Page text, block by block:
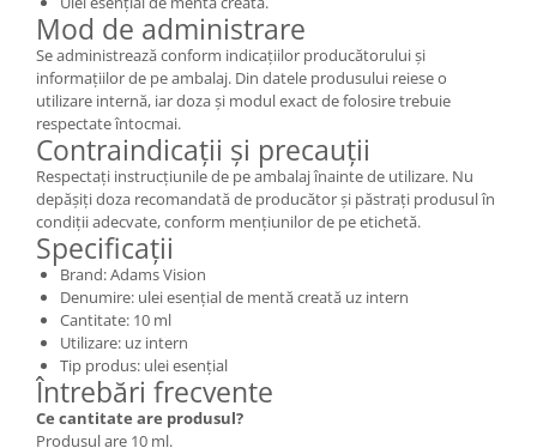
Mod de administrare
Se administrează conform indicațiilor producătorului și
informațiilor de pe ambalaj. Din datele produsului reiese o
utilizare internă, iar doza și modul exact de folosire trebuie
respectate întocmai.
Contraindicații și precauții
Respectați instrucțiunile de pe ambalaj înainte de utilizare. Nu
depășiți doza recomandată de producător și păstrați produsul în
condiții adecvate, conform mențiunilor de pe etichetă.
Specificații
Brand: Adams Vision
Denumire: ulei esențial de mentă creată uz intern
Cantitate: 10 ml
Utilizare: uz intern
Tip produs: ulei esențial
Întrebări frecvente
Ce cantitate are produsul?
Produsul are 10 ml.